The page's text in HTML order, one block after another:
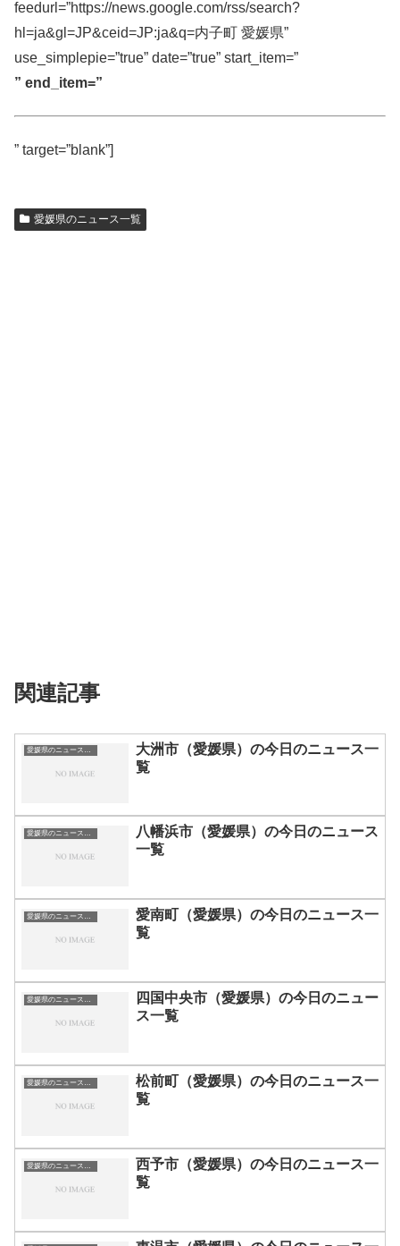
feedurl=”https://news.google.com/rss/search?
hl=ja&gl=JP&ceid=JP:ja&q=内子町 愛媛県”
use_simplepie=”true” date=”true” start_item=”
” end_item=”
” target=”blank”]
愛媛県のニュース一覧
関連記事
愛媛県のニュース一覧
大洲市（愛媛県）の今日のニュース一
覧
愛媛県のニュース一覧
八幡浜市（愛媛県）の今日のニュース
一覧
愛媛県のニュース一覧
愛南町（愛媛県）の今日のニュース一
覧
愛媛県のニュース一覧
四国中央市（愛媛県）の今日のニュー
ス一覧
愛媛県のニュース一覧
松前町（愛媛県）の今日のニュース一
覧
愛媛県のニュース一覧
西予市（愛媛県）の今日のニュース一
覧